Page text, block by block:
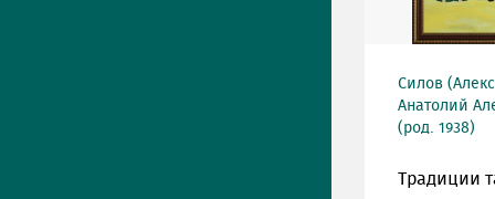
Силов
Анатолий
(род. 1938)
Традиции